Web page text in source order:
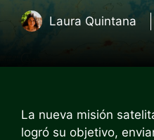
Laura Quintana
La nueva misión
logró su objetivo,